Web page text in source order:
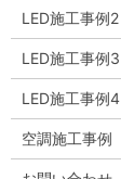
LED施工事例2
LED施工事例3
LED施工事例4
空調施工事例